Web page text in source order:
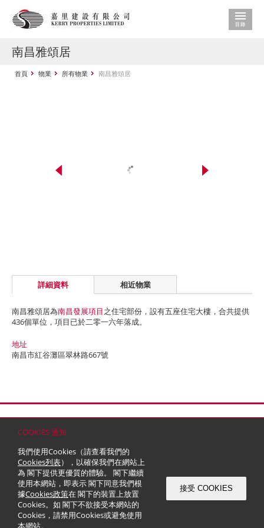
COOKIES 通知
我們使用Cookies（請查看我們的
Cookies列表），以確保我們在網站上
為 閣下提供更優質的體驗。 閣下繼續
使用本網站，即表示 閣下同意我們根
據Cookies政策在 閣下的裝置上放置
Cookies。如 閣下不欲接受本網站的
Cookies，請禁用Cookies或避免使用
本網站。
接受 COOKIES
南昌雅頌居
首頁 物業 所有物業 南昌雅頌居
詳細資料 相近物業
南昌雅頌居為南昌發展項目之住宅部份，設有五座住宅大樓，合共提供
436個單位，項目已於二零一六年落成。
地址
南昌市紅谷灘區翠林路667號
© 2026 嘉里建設有限公司 (於百慕達註冊成立之有限公司)